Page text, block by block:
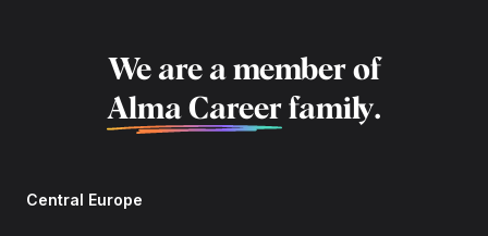
We are a member of
Alma Career family.
Central Europe